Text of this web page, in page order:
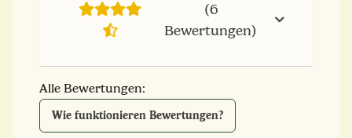
(6
Bewertungen)
Alle Bewertungen:
Wie funktionieren Bewertungen?